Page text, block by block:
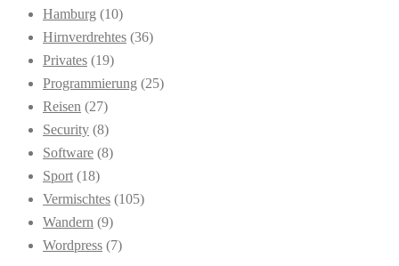
Hamburg (10)
Hirnverdrehtes (36)
Privates (19)
Programmierung (25)
Reisen (27)
Security (8)
Software (8)
Sport (18)
Vermischtes (105)
Wandern (9)
Wordpress (7)